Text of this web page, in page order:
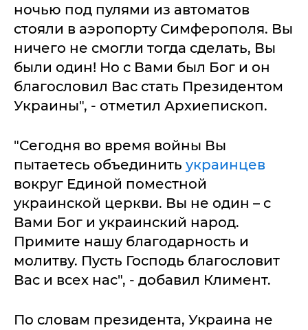
ночью под пулями из автоматов
стояли в аэропорту Симферополя. Вы
ничего не смогли тогда сделать, Вы
были один! Но с Вами был Бог и он
благословил Вас стать Президентом
Украины", - отметил Архиепископ.
"Сегодня во время войны Вы
пытаетесь объединить украинцев
вокруг Единой поместной
украинской церкви. Вы не один – с
Вами Бог и украинский народ.
Примите нашу благодарность и
молитву. Пусть Господь благословит
Вас и всех нас", - добавил Климент.
По словам президента, Украина не